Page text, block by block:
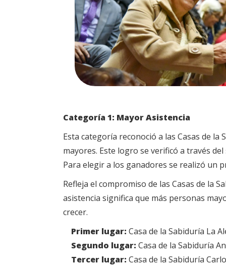
Categoría 1: Mayor Asistencia
Esta categoría reconoció a las Casas de
mayores. Este logro se verificó a través
Para elegir a los ganadores se realizó un
Refleja el compromiso de las Casas de la
asistencia significa que más personas
crecer.
Primer lugar: Casa de la Sabiduría La
Segundo lugar: Casa de la Sabiduría
Tercer lugar: Casa de la Sabiduría